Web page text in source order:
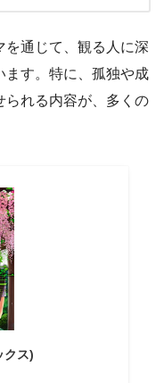
を通じて、観る人に深
ます。特に、孤独や成
られる内容が、多くの
クス)